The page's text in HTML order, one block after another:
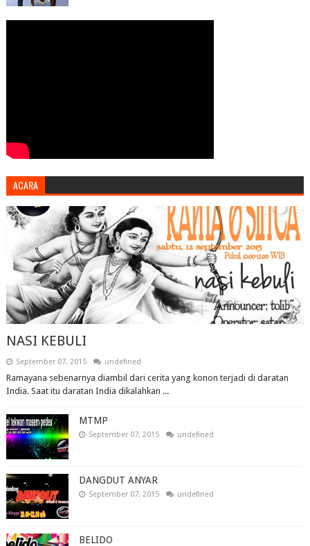
ACARA
NASI KEBULI
September 07, 2015 undefined
Ramayana sebenarnya diambil dari cerita yang konon terjadi di daratan
India. Saat itu daratan India dikalahkan ...
MTMP
September 07, 2015 undefined
DANGDUT ANYAR
September 07, 2015 undefined
BELIDO